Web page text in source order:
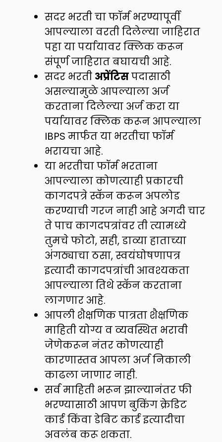
सदर भरती चा फॉर्म भरण्यापूर्वी
आपल्याला वरती दिलेल्या जाहिरात
पहा या पर्यायावर क्लिक करून
संपूर्ण जाहिरात बघायची आहे.
सदर भरती अप्रेंटिसपदासाठी
असल्यामुळे आपल्याला अर्ज
करताना दिलेल्या अर्ज करा या
पर्यायावर क्लिक करून आपल्याला
IBPS मार्फत या भरतीचा फॉर्म
भरायचा आहे.
या भरतीचा फॉर्म भरताना
आपल्याला कोणत्याही प्रकारची
कागदपत्रे स्कॅन करून अपलोड
करण्याची गरज नाही आहे अगदी चार
ते पाच कागदपत्रांवर ती त्यामध्ये
तुमचे फोटो, सही, डाव्या हाताच्या
अंगठ्याचा ठसा, स्वयंघोषणापत्र
इत्यादी कागदपत्रांची आवश्यकता
आपल्याला तिथे स्कॅन करताना
लागणार आहे.
आपली शैक्षणिक पात्रता शैक्षणिक
माहिती योग्य व व्यवस्थित भरावी
जेणेकरून नंतर कोणत्याही
कारणास्तव आपला अर्ज निकाली
काढला जाणार नाही.
सर्व माहिती भरून झाल्यानंतर फी
भरण्यासाठी आपण बुकिंग क्रेडिट
कार्ड किंवा डेबिट कार्ड इत्यादीचा
अवलंब करू शकता.